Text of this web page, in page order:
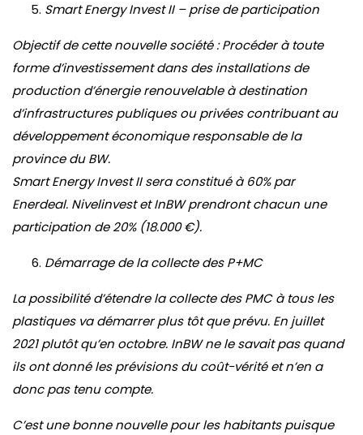
Smart Energy Invest II – prise de participation
Objectif de cette nouvelle société : Procéder à toute
forme d’investissement dans des installations de
production d’énergie renouvelable à destination
d’infrastructures publiques ou privées contribuant au
développement économique responsable de la
province du BW.
Smart Energy Invest II sera constitué à 60% par
Enerdeal. Nivelinvest et InBW prendront chacun une
participation de 20% (18.000 €).
Démarrage de la collecte des P+MC
La possibilité d’étendre la collecte des PMC à tous les
plastiques va démarrer plus tôt que prévu. En juillet
2021 plutôt qu’en octobre. InBW ne le savait pas quand
ils ont donné les prévisions du coût-vérité et n’en a
donc pas tenu compte.
C’est une bonne nouvelle pour les habitants puisque